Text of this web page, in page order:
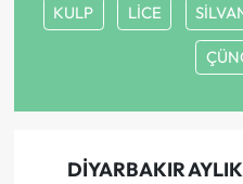
KULP LİCE
DİYARBAKIR